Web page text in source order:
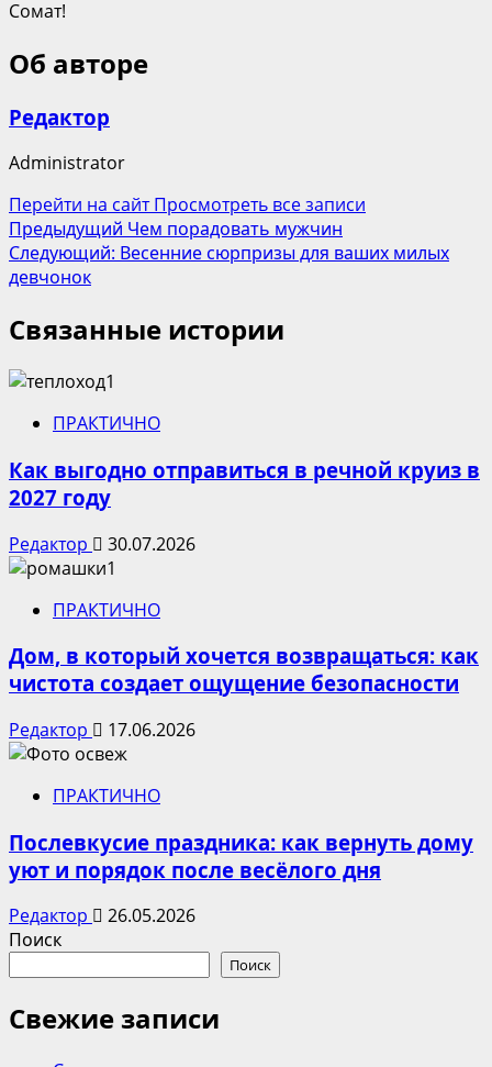
Сомат!
Об авторе
Редактор
Administrator
Перейти на сайтПросмотреть все записи
Навигация
записи
Предыдущий Чем порадовать мужчин
Следующий: Весенние сюрпризы для ваших милых
девчонок
Связанные истории
ПРАКТИЧНО
Как выгодно отправиться в речной круиз в
2027 году
Редактор 30.07.2026
ПРАКТИЧНО
Дом, в который хочется возвращаться: как
чистота создает ощущение безопасности
Редактор 17.06.2026
ПРАКТИЧНО
Послевкусие праздника: как вернуть дому
уют и порядок после весёлого дня
Редактор
26.05.2026
Поиск
Поиск
Свежие записи